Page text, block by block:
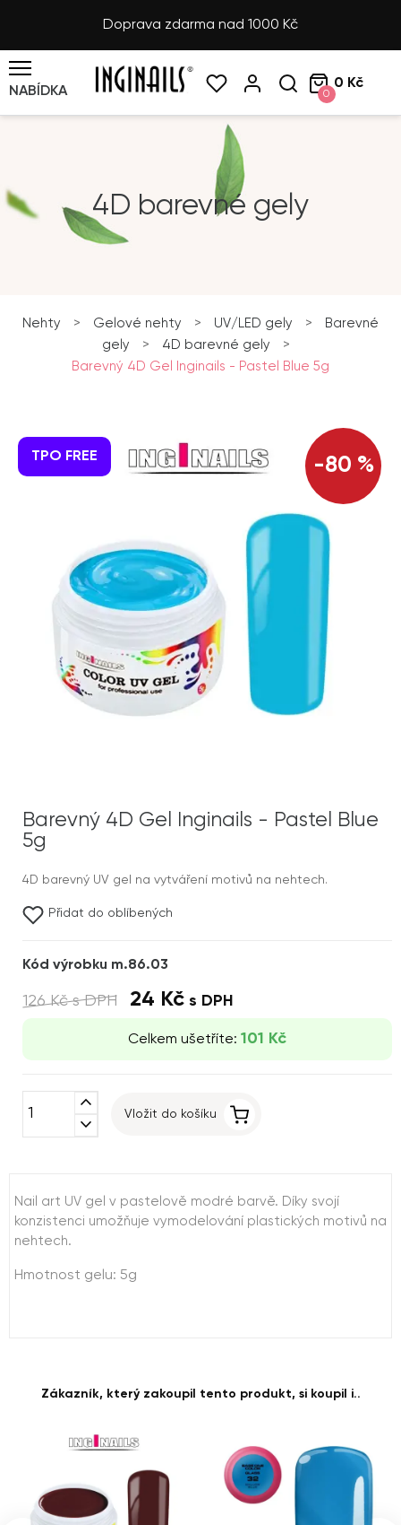
Doprava zdarma nad 1000 Kč
NABÍDKA 0
0 Kč
4D barevné gely
Nehty > Gelové nehty > UV/LED gely >
Barevné
gely
> 4D barevné gely
>
Barevný 4D Gel Inginails - Pastel Blue 5g
-80 %
TPO FREE
Barevný 4D Gel Inginails - Pastel Blue
5g
4D barevný UV gel na vytváření motivů na nehtech.
Přidat do oblíbených
Kód výrobku m.86.03
126 Kčs DPH 24 Kč s DPH
Celkem ušetříte: 101 Kč
expand_less
expand_more
Vložit do košíku
Nail art UV gel v pastelově modré barvě. Díky svojí
konzistenci umožňuje vymodelování plastických motivů na
nehtech.
Hmotnost gelu: 5g
Zákazník, který zakoupil tento produkt, si koupil i..